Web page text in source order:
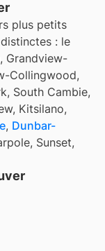
plus petits
: le
Grandview-
Collingwood,
South Cambie,
Kitsilano,
, Dunbar-
Sunset,